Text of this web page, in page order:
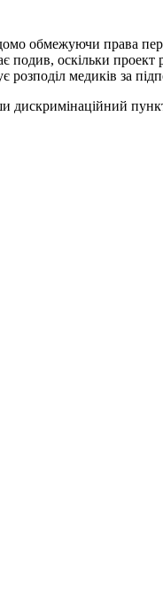
обмежуючи права
оскільки проект
медиків за